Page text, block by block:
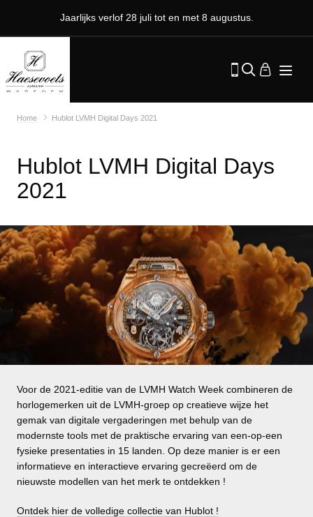
Jaarlijks verlof 28 juli tot en met 8 augustus.
Home Hublot LVMH Digital Days 2021
Hublot LVMH Digital Days
2021
Voor de 2021-editie van de LVMH Watch Week combineren de
horlogemerken uit de LVMH-groep op creatieve wijze het
gemak van digitale vergaderingen met behulp van de
modernste tools met de praktische ervaring van een-op-een
fysieke presentaties in 15 landen. Op deze manier is er een
informatieve en interactieve ervaring gecreëerd om de
nieuwste modellen van het merk te ontdekken !
Ontdek hier de volledige collectie van Hublot !